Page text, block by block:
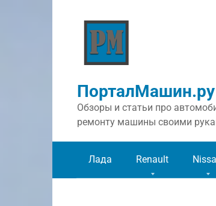
ПорталМашин.ру
Обзоры и статьи про
ремонту машины своими
Лада Renault